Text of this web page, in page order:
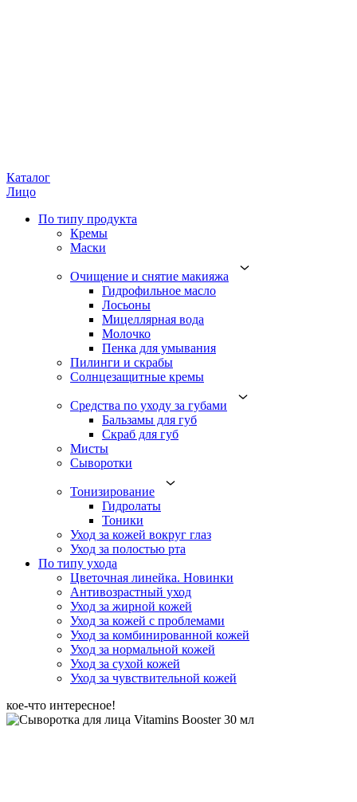
Каталог
Лицо
По типу продукта
Кремы
Маски
Очищение и снятие макияжа
Гидрофильное масло
Лосьоны
Мицеллярная вода
Молочко
Пенка для умывания
Пилинги и скрабы
Солнцезащитные кремы
Средства по уходу за губами
Бальзамы для губ
Скраб для губ
Мисты
Сыворотки
Тонизирование
Гидролаты
Тоники
Уход за кожей вокруг глаз
Уход за полостью рта
По типу ухода
Цветочная линейка. Новинки
Антивозрастный уход
Уход за жирной кожей
Уход за кожей с проблемами
Уход за комбинированной кожей
Уход за нормальной кожей
Уход за сухой кожей
Уход за чувствительной кожей
кое-что интересное!